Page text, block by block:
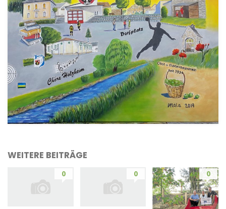
WEITERE BEITRÄGE
0 0 0